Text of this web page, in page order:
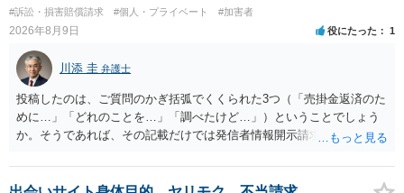
#訴訟・損害賠償請求 #個人・プライベート #加害者
2026年8月9日 役にたった 1
川添 圭 弁護士
投稿したのは、ご質問のかぎ括弧でくくられた3つ（「売掛金返済のた
めに…」「どれのことを…」「調べたけど…」）ということでしょう
か。そうであれば、その記載だけでは発信者情報開示請求が認められ
ただ、「328が名誉毀損、偽計業務妨害、侮辱罪、ストーカー等に関す
る法律違反に該当するといわれ」とのことですので、ご質問に書かれ